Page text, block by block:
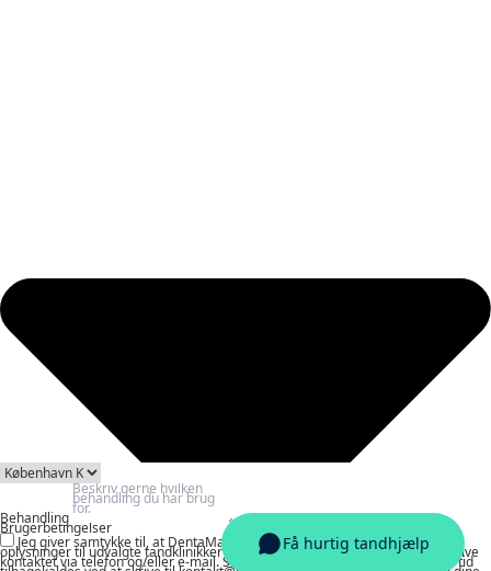
Behandling
Brugerbetingelser
Jeg giver samtykke til, at DentaMatch må behandle og videregive mine
oplysninger til udvalgte tandklinikker med henblik på at indhente tilbud og blive
kontaktet via telefon og/eller e-mail. Samtykket er frivilligt og kan til enhver tid